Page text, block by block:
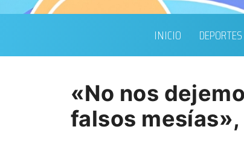
INICIO DEPORTES
«No nos
falsos